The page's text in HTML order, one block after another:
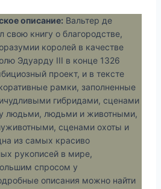
описание: Вальтер де
свою книгу о благородстве,
королей в качестве
Эдуарду III в конце 1326
проект, и в тексте
рамки, заполненные
гибридами, сценами
людьми, людьми и животными,
сценами охоты и
из самых красиво
рукописей в мире,
спросом у
описания можно найти